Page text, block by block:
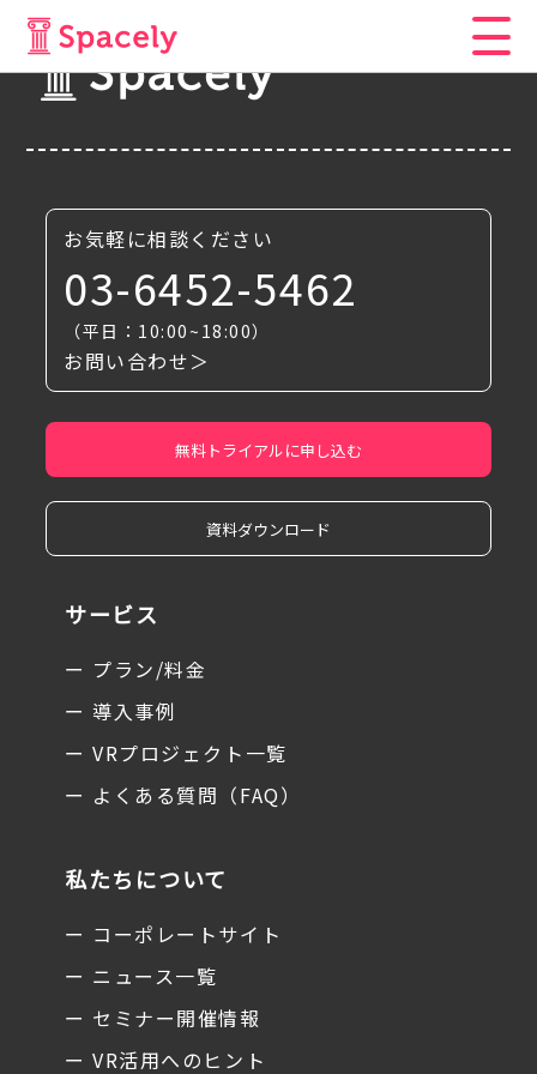
お気軽に相談ください
03-6452-5462
（平日：10:00~18:00）
お問い合わせ＞
無料トライアルに申し込む
資料ダウンロード
サービス
ー プラン/料金
ー 導入事例
ー VRプロジェクト一覧
ー よくある質問（FAQ）
私たちについて
ー コーポレートサイト
ー ニュース一覧
ー セミナー開催情報
ー VR活用へのヒント